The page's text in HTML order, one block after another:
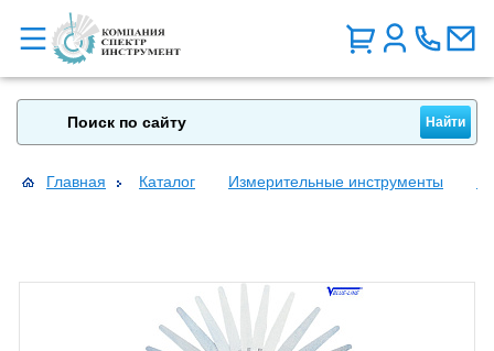
Главная Каталог Измерительные инструменты